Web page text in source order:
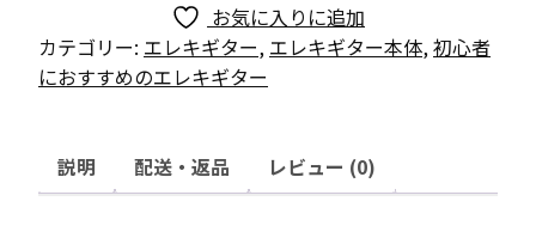
/
WH（ホ
ト）
SG
お気に入りに追加
カテゴリー: エレキギター, エレキギター本体, 初心者
におすすめのエレキギター
説明 配送・返品 レビュー (0)